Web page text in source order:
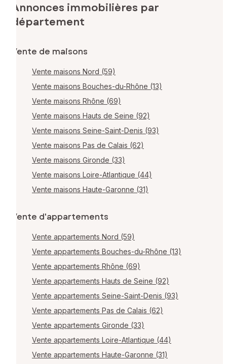
Annonces immobilières par
département
Vente de maisons
Vente maisons Nord (59)
Vente maisons Bouches-du-Rhône (13)
Vente maisons Rhône (69)
Vente maisons Hauts de Seine (92)
Vente maisons Seine-Saint-Denis (93)
Vente maisons Pas de Calais (62)
Vente maisons Gironde (33)
Vente maisons Loire-Atlantique (44)
Vente maisons Haute-Garonne (31)
Vente d'appartements
Vente appartements Nord (59)
Vente appartements Bouches-du-Rhône (13)
Vente appartements Rhône (69)
Vente appartements Hauts de Seine (92)
Vente appartements Seine-Saint-Denis (93)
Vente appartements Pas de Calais (62)
Vente appartements Gironde (33)
Vente appartements Loire-Atlantique (44)
Vente appartements Haute-Garonne (31)